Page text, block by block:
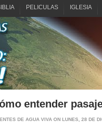
PELICULAS IGLESIA
entender
DE AGUA VIVA ON LUNES, 28 DE